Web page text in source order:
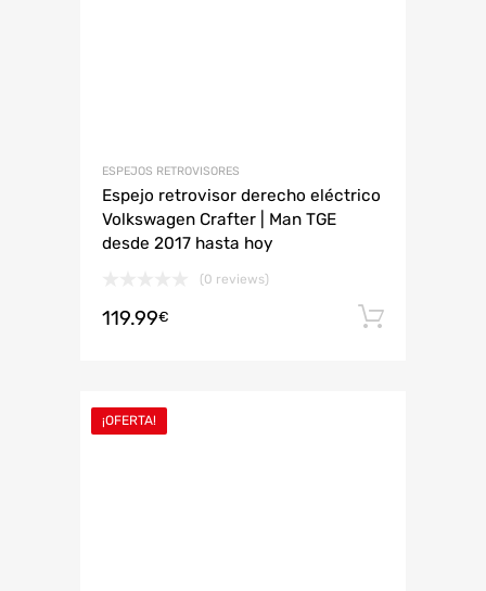
ESPEJOS RETROVISORES
Espejo retrovisor derecho eléctrico
Volkswagen Crafter | Man TGE
desde 2017 hasta hoy
(0 reviews)
119.99€
¡OFERTA!